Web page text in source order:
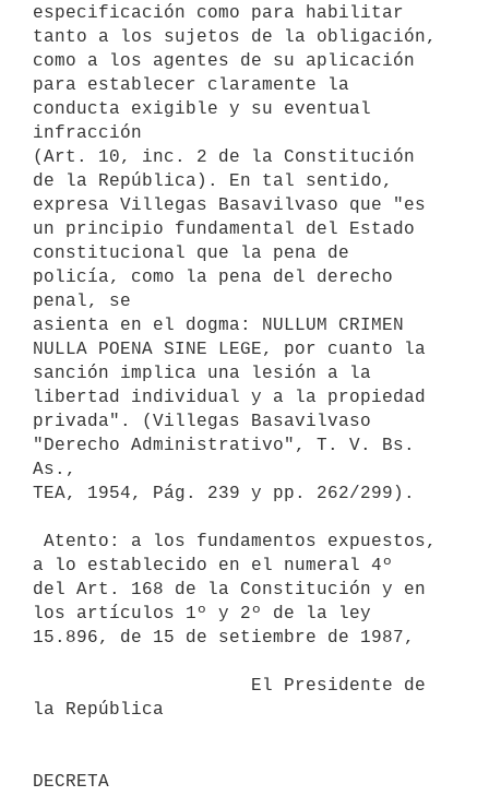
especificación como para habilitar
tanto a los sujetos de la obligación,
como a los agentes de su aplicación
para establecer claramente la
conducta exigible y su eventual
infracción
(Art. 10, inc. 2 de la Constitución
de la República). En tal sentido,
expresa Villegas Basavilvaso que "es
un principio fundamental del Estado
constitucional que la pena de
policía, como la pena del derecho
penal, se
asienta en el dogma: NULLUM CRIMEN
NULLA POENA SINE LEGE, por cuanto la
sanción implica una lesión a la
libertad individual y a la propiedad
privada". (Villegas Basavilvaso
"Derecho Administrativo", T. V. Bs.
As.,
TEA, 1954, Pág. 239 y pp. 262/299).
a lo establecido en el numeral 4º
del Art. 168 de la Constitución y en
los artículos 1º y 2º de la ley
15.896, de 15 de setiembre de 1987,
la República